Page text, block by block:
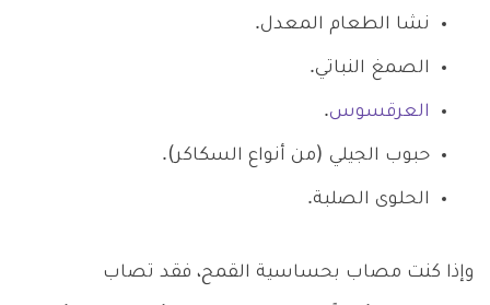
نشا الطعام المعدل.
الصمغ النباتي.
العرقسوس.
حبوب الجيلي (من أنواع السكاكر).
الحلوى الصلبة.
وإذا كنت مصاب بحساسية القمح، فقد تصاب